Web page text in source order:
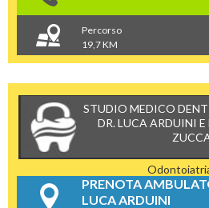
Percorso
19,7 KM
STUDIO MEDICO
DR. LUCA ARDUINI
PRENOTA
LUCA ARDUINI